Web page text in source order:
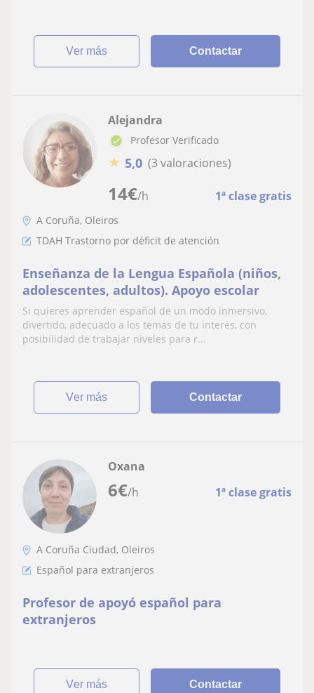
ver más Contactar
14€/h 1ª clase gratis
Alejandra
Profesor Verificado
★ 5,0 (3 valoraciones)
A Coruña, Oleiros
TDAH Trastorno por déficit de atención
Enseñanza de la Lengua Española (niños,
adolescentes, adultos). Apoyo escolar
Si quieres aprender español de un modo inmersivo,
divertido, adecuado a los temas de tu interés, con
posibilidad de trabajar niveles para r...
ver más Contactar
6€/h 1ª clase gratis
Oxana
A Coruña Ciudad, Oleiros
Español para extranjeros
Profesor de apoyó español para
extranjeros
ver más Contactar